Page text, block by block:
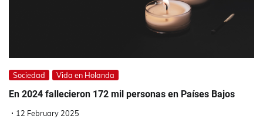
Sociedad Vida en Holanda
En 2024 fallecieron 172 mil personas en Países Bajos
12 February 2025